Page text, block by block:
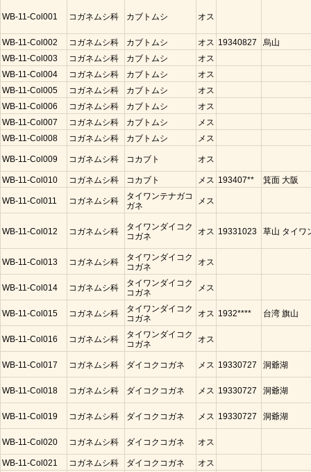
WB-11-Col001 コガネムシ科 カブトムシ オス
WB-11-Col002 コガネムシ科 カブトムシ オス 19340827
烏山
WB-11-Col003
コガネムシ科 カブトムシ
オス
WB-11-Col004
コガネムシ科 カブトムシ
オス
WB-11-Col005
コガネムシ科 カブトムシ
オス
WB-11-Col006
コガネムシ科 カブトムシ
オス
WB-11-Col007
コガネムシ科 カブトムシ
メス
WB-11-Col008
コガネムシ科 カブトムシ メス
WB-11-Col009 コガネムシ科 コカブト オス
WB-11-Col010 コガネムシ科 コカブト メス 193407** 箕面 大阪
WB-11-Col011 コガネムシ科
タイワンテナガコ
ガネ
メス
WB-11-Col012 コガネムシ科
タイワンダイコク
コガネ
オス 19331023 草山 タイワ
WB-11-Col013 コガネムシ科
タイワンダイコク
コガネ
オス
WB-11-Col014 コガネムシ科
タイワンダイコク
コガネ
メス
WB-11-Col015 コガネムシ科
タイワンダイコク
コガネ
オス 1932**** 台湾 旗山
WB-11-Col016 コガネムシ科
タイワンダイコク
コガネ
オス
WB-11-Col017 コガネムシ科 ダイコクコガネ メス 19330727 洞爺湖
WB-11-Col018 コガネムシ科 ダイコクコガネ メス 19330727 洞爺湖
WB-11-Col019 コガネムシ科 ダイコクコガネ メス 19330727 洞爺湖
WB-11-Col020 コガネムシ科 ダイコクコガネ オス
WB-11-Col021 コガネムシ科 ダイコクコガネ オス